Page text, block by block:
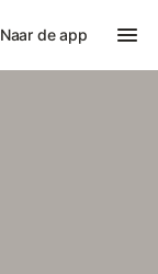
Naar de app